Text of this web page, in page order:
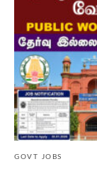
GOVT JOBS